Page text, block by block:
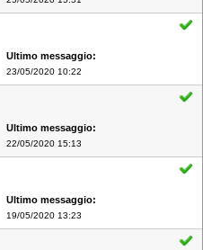
23/05/2020 10:22
22/05/2020 15:13
19/05/2020 13:23